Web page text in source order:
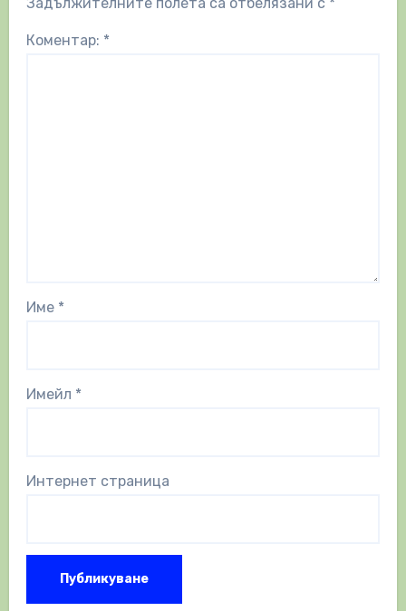
Задължителните полета са отбелязани с *
Коментар: *
Име *
Имейл *
Интернет страница